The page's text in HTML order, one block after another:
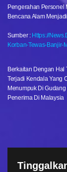
Pengerahan Personel
Bencana Alam
Sumber : Https://
Korban-Tewas-Banjir-
Berkaitan Dengan Hal
Terjadi Kendala Yang
Menumpuk Di
Penerima Di Malaysia